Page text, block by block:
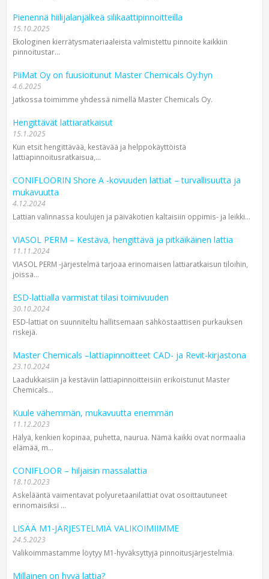
Pienennä hiilijalanjälkeä silikaattipinnoitteilla
15.10.2025
Ekologinen kierrätysmateriaaleista valmistettu pinnoite kaikkiin
pinnoitustar...
PiiMat Oy on fuusioitunut Master Chemicals Oy:hyn
4.6.2025
Jatkossa toimimme yhdessä nimellä Master Chemicals Oy.
Hengittävät lattiaratkaisut
15.1.2025
Kun etsit hengittävää, kestävää ja helppokäyttöistä
lattiapinnoitusratkaisua,...
CONIFLOORIN Shore A -kovuuden lattiat – turvallisuutta ja
mukavuutta
4.12.2024
Lattian valinnassa koulujen ja päivä­kotien kaltaisiin oppimis- ja leikki...
VIASOL PERM – Kestävä, hengittävä ja pitkäikäinen lattia
11.11.2024
VIASOL PERM -järjestelmä tarjoaa erinomaisen lattiaratkaisun tiloihin,
joissa...
ESD-lattialla varmistat tilasi toimivuuden
30.10.2024
ESD-lattiat on suunniteltu hallitsemaan sähköstaattisen purkauksen
riskejä.
Master Chemicals –lattiapinnoitteet CAD- ja Revit-kirjastona
23.10.2024
Laadukkaisiin ja kestäviin lattiapinnoitteisiin erikoistunut Master
Chemicals...
Kuule vähemmän, mukavuutta enemmän
11.12.2023
Hälyä, kenkien kopinaa, puhetta, naurua. Nämä kaikki ovat normaalia
elämää, m...
CONIFLOOR – hiljaisin massalattia
18.10.2023
Askelääntä vaimentavat polyuretaanilattiat ovat osoittautuneet
erinomaisiksi ...
LISÄÄ M1-JÄRJESTELMIÄ VALIKOIMIIMME
24.5.2023
Valikoimmastamme löytyy M1-hyväksyttyjä pinnoitusjärjestelmiä.
Millainen on hyvä lattia?